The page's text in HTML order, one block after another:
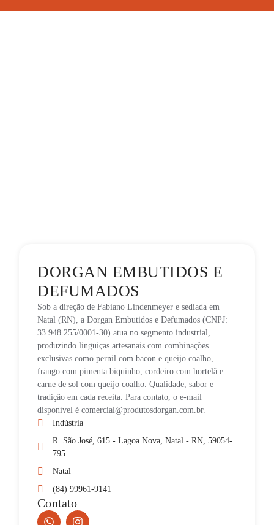
DORGAN EMBUTIDOS E
DEFUMADOS
Sob a direção de Fabiano Lindenmeyer e sediada em
Natal (RN), a Dorgan Embutidos e Defumados (CNPJ:
33.948.255/0001-30) atua no segmento industrial,
produzindo linguiças artesanais com combinações
exclusivas como pernil com bacon e queijo coalho,
frango com pimenta biquinho, cordeiro com hortelã e
carne de sol com queijo coalho. Qualidade, sabor e
tradição em cada receita. Para contato, o e-mail
disponível é comercial@produtosdorgan.com.br.
Indústria
R. São José, 615 - Lagoa Nova, Natal - RN, 59054-
795
Natal
(84) 99961-9141
Contato